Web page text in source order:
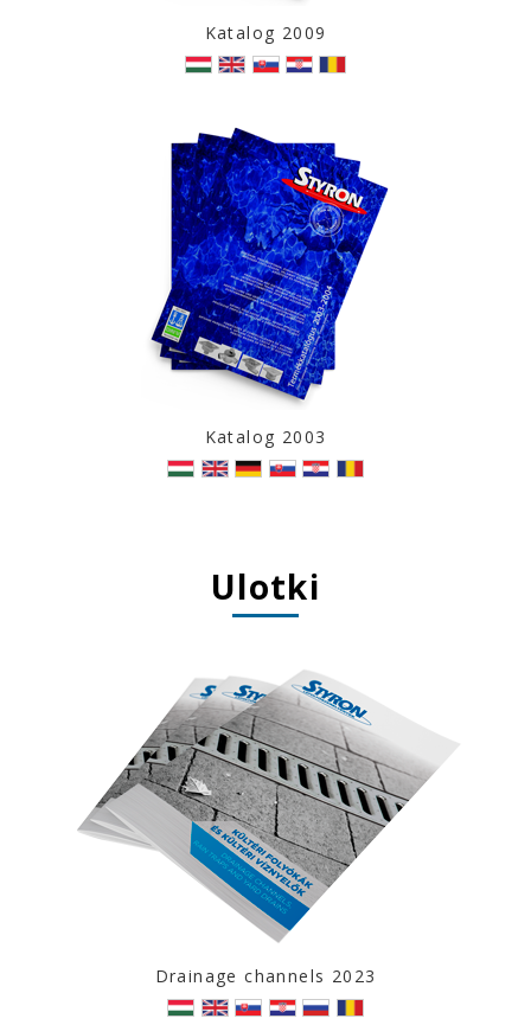
Katalog 2009
Katalog 2003
Ulotki
Drainage channels 2023